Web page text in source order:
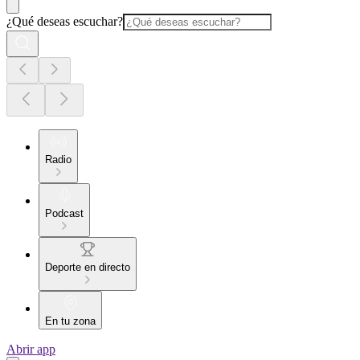
¿Qué deseas escuchar?
Radio
Podcast
Deporte en directo
En tu zona
Abrir app